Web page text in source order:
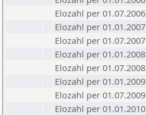
Elozahl per 01.07.2006
Elozahl per 01.01.2007
Elozahl per 01.07.2007
Elozahl per 01.01.2008
Elozahl per 01.07.2008
Elozahl per 01.01.2009
Elozahl per 01.07.2009
Elozahl per 01.01.2010